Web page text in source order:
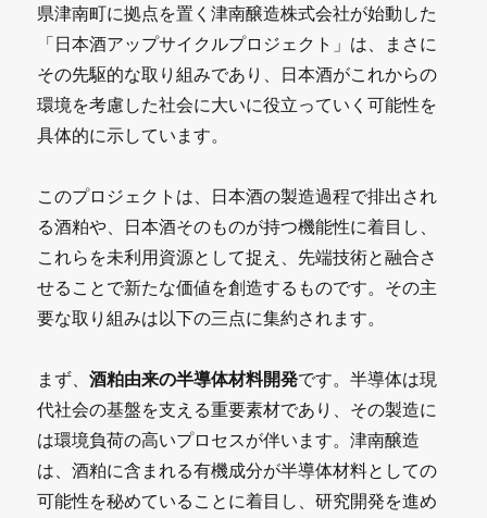
県津南町に拠点を置く津南醸造株式会社が始動した
「日本酒アップサイクルプロジェクト」は、まさに
その先駆的な取り組みであり、日本酒がこれからの
環境を考慮した社会に大いに役立っていく可能性を
具体的に示しています。
このプロジェクトは、日本酒の製造過程で排出され
る酒粕や、日本酒そのものが持つ機能性に着目し、
これらを未利用資源として捉え、先端技術と融合さ
せることで新たな価値を創造するものです。その主
要な取り組みは以下の三点に集約されます。
まず、酒粕由来の半導体材料開発です。半導体は現
代社会の基盤を支える重要素材であり、その製造に
は環境負荷の高いプロセスが伴います。津南醸造
は、酒粕に含まれる有機成分が半導体材料としての
可能性を秘めていることに着目し、研究開発を進め